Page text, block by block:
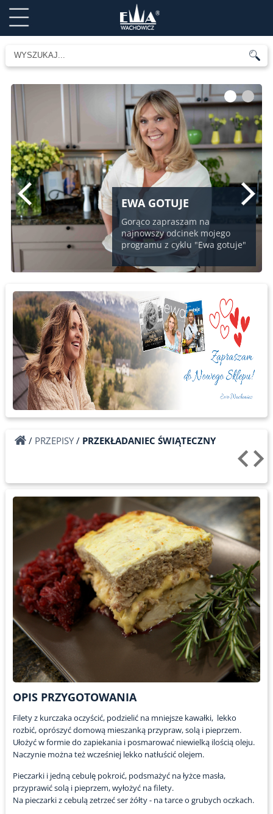
EWA GOTUJE
Gorąco zapraszam na
najnowszy odcinek mojego
programu z cyklu "Ewa gotuje"
1 2
/ PRZEPISY/ PRZEKŁADANIEC ŚWIĄTECZNY
OPIS PRZYGOTOWANIA
Filety z kurczaka oczyścić, podzielić na mniejsze kawałki, lekko
rozbić, oprószyć domową mieszanką przypraw, solą i pieprzem.
Ułożyć w formie do zapiekania i posmarować niewielką ilością oleju.
Naczynie można też wcześniej lekko natłuścić olejem.
Pieczarki i jedną cebulę pokroić, podsmażyć na łyżce masła,
przyprawić solą i pieprzem, wyłożyć na filety.
Na pieczarki z cebulą zetrzeć ser żółty - na tarce o grubych oczkach.